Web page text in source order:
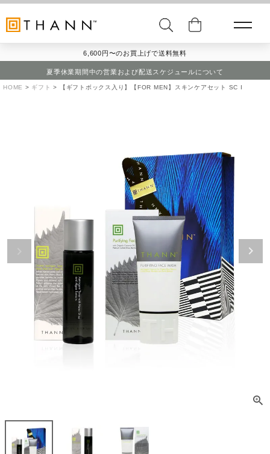
6,600円〜のお買上げで送料無料
夏季休業期間中の営業および配送スケジュールについて
HOME ギフト 【ギフトボックス入り】【FOR MEN】スキンケアセット SC I